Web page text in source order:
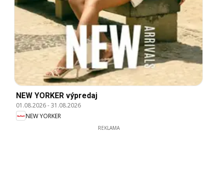
NEW YORKER výpredaj
01.08.2026-31.08.2026
NEW YORKER
REKLAMA